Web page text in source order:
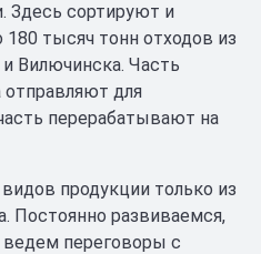
Здесь сортируют и
тысяч тонн отходов из
Вилючинска. Часть
отправляют для
перерабатывают на
продукции только из
Постоянно развиваемся,
ведем переговоры с